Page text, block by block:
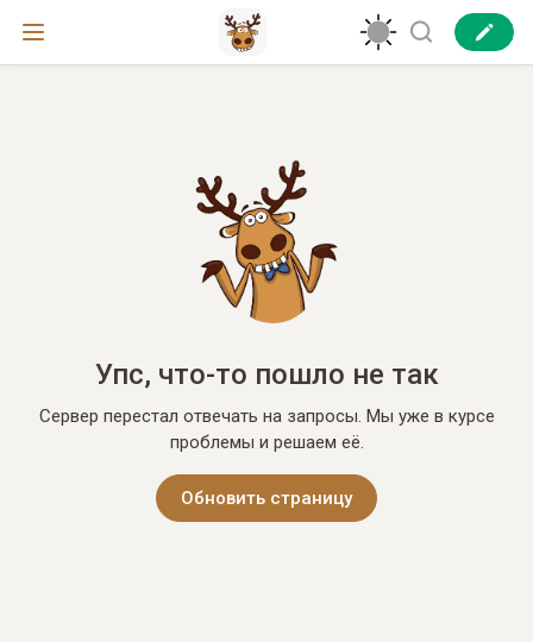
Упс, что-то пошло не так
Сервер перестал отвечать на запросы. Мы уже в курсе
проблемы и решаем её.
Обновить страницу